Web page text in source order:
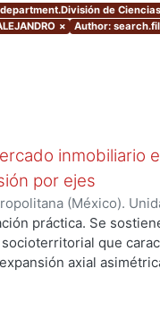
de
× Author:
inmobiliario
por ejes
(México).
,2016-05-25 )Ejea
práctica. Se
que
axial